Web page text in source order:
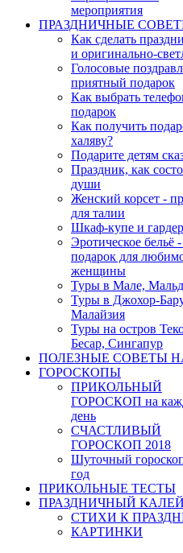
мероприятия
ПРАЗДНИЧНЫЕ
Как сделать
и оригинально-
Голосовые
приятный подарок
Как выбрать
подарок
Как получить
халяву?
Подарите детям
Праздник, как
души
Женский корсет -
для талии
Шкаф-купе и
Эротическое бельё
подарок для
женщины
Туры в Мале,
Туры в Джохор-
Малайзия
Туры на остров
Бесар, Сингапур
ПОЛЕЗНЫЕ СОВЕТЫ
ГОРОСКОПЫ
ПРИКОЛЬНЫЙ
ГОРОСКОП на
день
СЧАСТЛИВЫЙ
ГОРОСКОП 2018
Шуточный
год
ПРИКОЛЬНЫЕ ТЕСТЫ
ПРАЗДНИЧНЫЙ
СТИХИ К
КАРТИНКИ